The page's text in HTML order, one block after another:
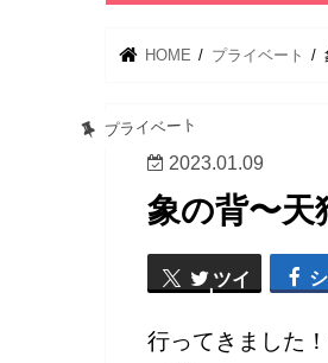
HOME プライベート
プライベート
2023.01.09
象の背〜天
ツイ
ート
行ってきました